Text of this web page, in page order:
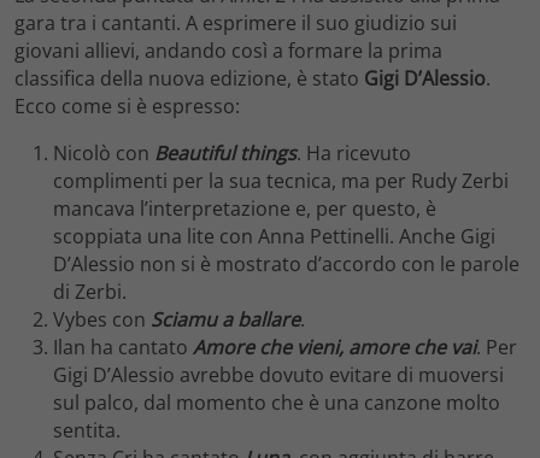
gara tra i cantanti. A esprimere il suo giudizio sui
giovani allievi, andando così a formare la prima
classifica della nuova edizione, è stato Gigi D’Alessio.
Ecco come si è espresso:
Nicolò con Beautiful things. Ha ricevuto
complimenti per la sua tecnica, ma per Rudy Zerbi
mancava l’interpretazione e, per questo, è
scoppiata una lite con Anna Pettinelli. Anche Gigi
D’Alessio non si è mostrato d’accordo con le parole
di Zerbi.
Vybes con Sciamu a ballare.
Ilan ha cantato Amore che vieni, amore che vai. Per
Gigi D’Alessio avrebbe dovuto evitare di muoversi
sul palco, dal momento che è una canzone molto
sentita.